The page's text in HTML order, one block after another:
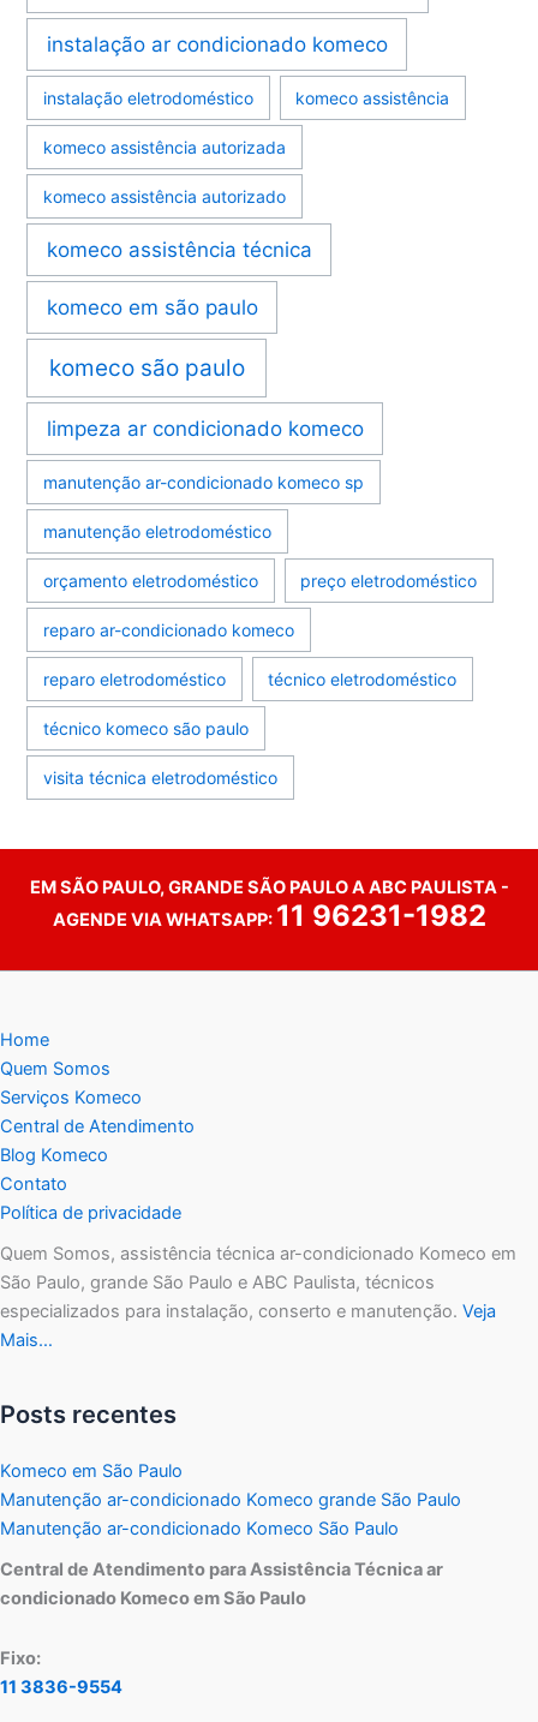
instalação ar condicionado komeco
instalação eletrodoméstico komeco assistência
komeco assistência autorizada
komeco assistência autorizado
komeco assistência técnica
komeco em são paulo
komeco são paulo
limpeza ar condicionado komeco
manutenção ar-condicionado komeco sp
manutenção eletrodoméstico
orçamento eletrodoméstico preço eletrodoméstico
reparo ar-condicionado komeco
reparo eletrodoméstico técnico eletrodoméstico
técnico komeco são paulo
visita técnica eletrodoméstico
EM SÃO PAULO, GRANDE SÃO PAULO A ABC PAULISTA -
AGENDE VIA WHATSAPP: 11 96231-1982
Home
Quem Somos
Serviços Komeco
Central de Atendimento
Blog Komeco
Contato
Política de privacidade
Quem Somos, assistência técnica ar-condicionado Komeco em
São Paulo, grande São Paulo e ABC Paulista, técnicos
especializados para instalação, conserto e manutenção. Veja
Mais…
Posts recentes
Komeco em São Paulo
Manutenção ar-condicionado Komeco grande São Paulo
Manutenção ar-condicionado Komeco São Paulo
Central de Atendimento para Assistência Técnica ar
condicionado Komeco em São Paulo
Fixo:
11 3836-9554